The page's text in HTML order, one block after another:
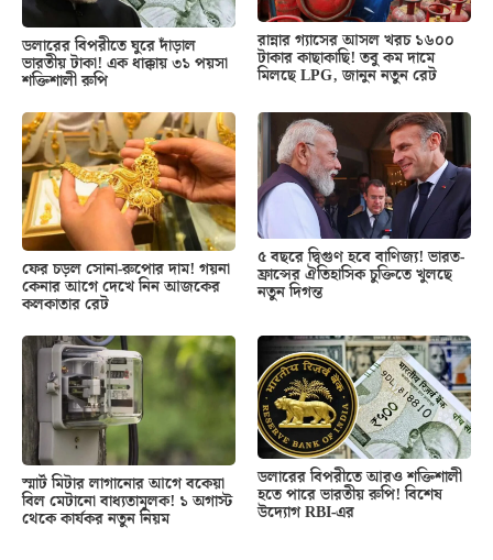
ডলারের বিপরীতে ঘুরে দাঁড়াল
ভারতীয় টাকা! এক ধাক্কায় ৩১ পয়সা
শক্তিশালী রুপি
রান্নার গ্যাসের আসল খরচ ১৬০০
টাকার কাছাকাছি! তবু কম দামে
মিলছে LPG, জানুন নতুন রেট
ফের চড়ল সোনা-রুপোর দাম! গয়না
কেনার আগে দেখে নিন আজকের
কলকাতার রেট
৫ বছরে দ্বিগুণ হবে বাণিজ্য! ভারত-
ফ্রান্সের ঐতিহাসিক চুক্তিতে খুলছে
নতুন দিগন্ত
স্মার্ট মিটার লাগানোর আগে বকেয়া
বিল মেটানো বাধ্যতামূলক! ১ অগাস্ট
থেকে কার্যকর নতুন নিয়ম
ডলারের বিপরীতে আরও শক্তিশালী
হতে পারে ভারতীয় রুপি! বিশেষ
উদ্যোগ RBI-এর